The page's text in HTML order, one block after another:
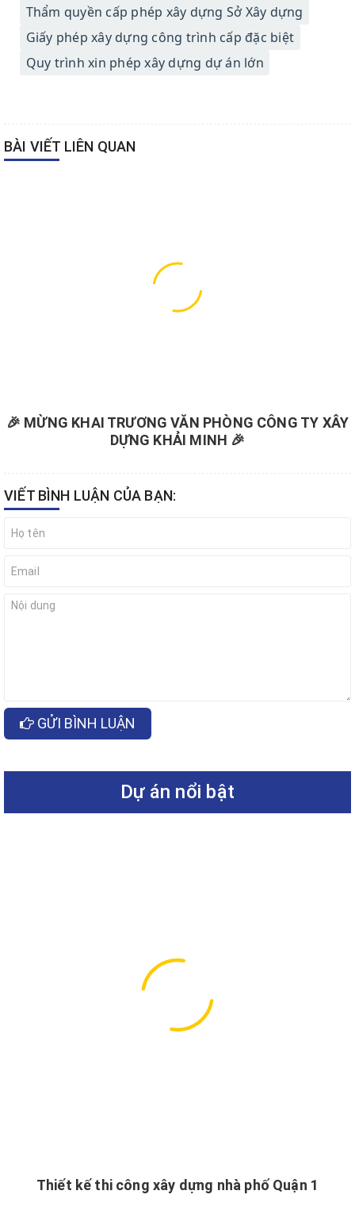
Thẩm quyền cấp phép xây dựng Sở Xây dựng
Giấy phép xây dựng công trình cấp đặc biệt
Quy trình xin phép xây dựng dự án lớn
BÀI VIẾT LIÊN QUAN
🎉 MỪNG KHAI TRƯƠNG VĂN PHÒNG CÔNG TY XÂY
DỰNG KHẢI MINH 🎉
VIẾT BÌNH LUẬN CỦA BẠN:
GỬI BÌNH LUẬN
Dự án nổi bật
Thiết kế thi công xây dựng nhà phố Quận 1